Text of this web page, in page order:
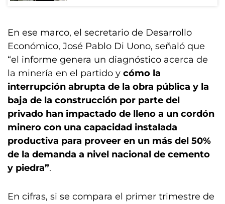
En ese marco, el secretario de Desarrollo
Económico, José Pablo Di Uono, señaló que
“el informe genera un diagnóstico acerca de
la minería en el partido y cómo la
interrupción abrupta de la obra pública y la
baja de la construcción por parte del
privado han impactado de lleno a un cordón
minero con una capacidad instalada
productiva para proveer en un más del 50%
de la demanda a nivel nacional de cemento
y piedra”.
En cifras, si se compara el primer trimestre de